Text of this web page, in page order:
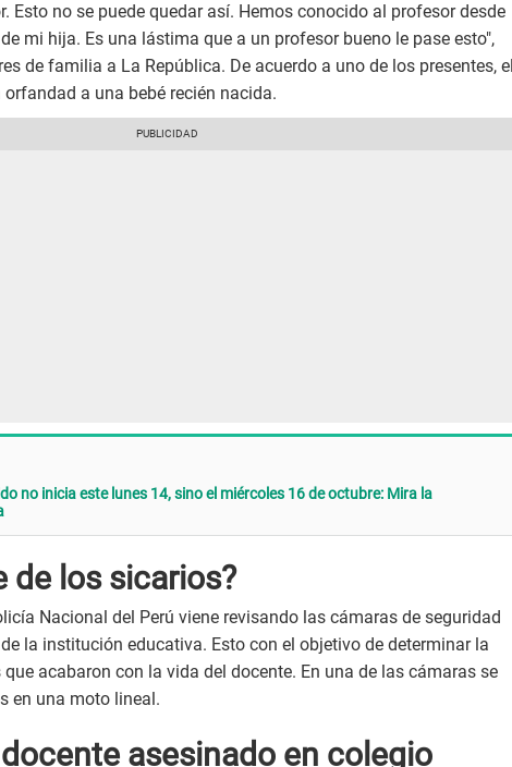
Esto no se puede quedar así. Hemos conocido al profesor desde
mi hija. Es una lástima que a un profesor bueno le pase esto",
de familia a La República. De acuerdo a uno de los presentes, el
a una bebé recién nacida.
no inicia este lunes 14, sino el miércoles 16 de octubre: Mira la
de los sicarios?
Nacional del Perú viene revisando las cámaras de seguridad
la institución educativa. Esto con el objetivo de determinar la
acabaron con la vida del docente. En una de las cámaras se
en una moto lineal.
asesinado en colegio